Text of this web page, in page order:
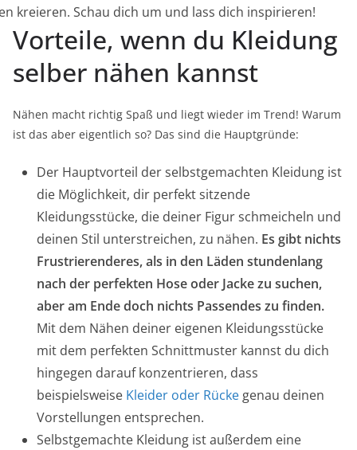
kreieren. Schau dich um und lass dich inspirieren!
Vorteile, wenn du Kleidung
selber nähen kannst
Nähen macht richtig Spaß und liegt wieder im Trend! Warum
ist das aber eigentlich so? Das sind die Hauptgründe:
Der Hauptvorteil der selbstgemachten Kleidung ist
die Möglichkeit, dir perfekt sitzende
Kleidungsstücke, die deiner Figur schmeicheln und
deinen Stil unterstreichen, zu nähen. Es gibt nichts
Frustrierenderes, als in den Läden stundenlang
nach der perfekten Hose oder Jacke zu suchen,
aber am Ende doch nichts Passendes zu finden.
Mit dem Nähen deiner eigenen Kleidungsstücke
mit dem perfekten Schnittmuster kannst du dich
hingegen darauf konzentrieren, dass
beispielsweise Kleider oder Rücke genau deinen
Vorstellungen entsprechen.
Selbstgemachte Kleidung ist außerdem eine